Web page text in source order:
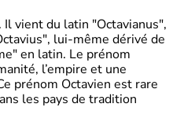
vient du latin "Octavianus",
lui-même dérivé de
en latin. Le prénom
l’empire et une
prénom Octavien est rare
les pays de tradition